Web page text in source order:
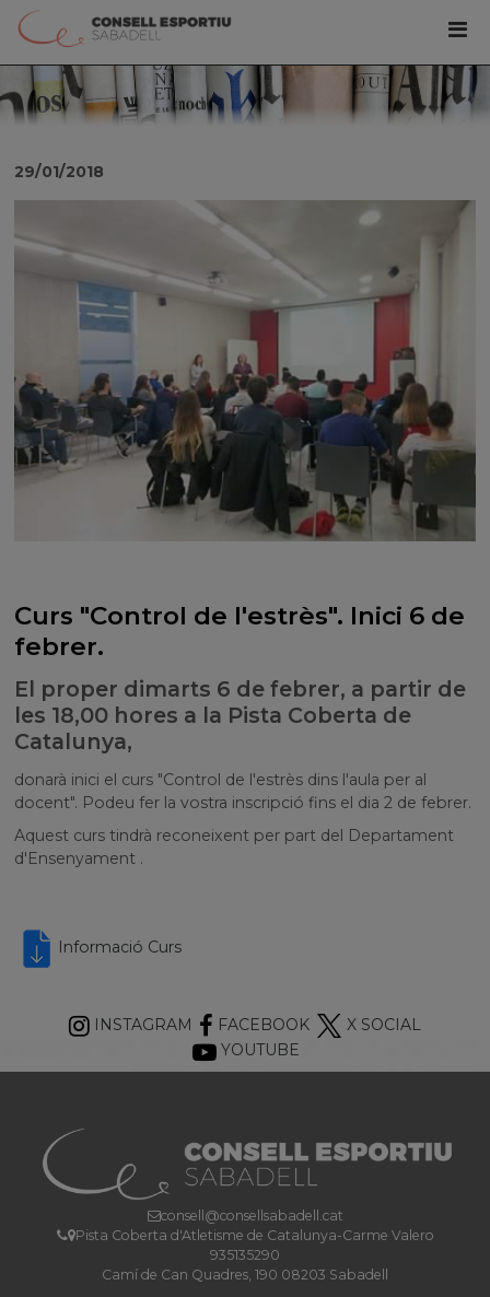
Curs "Control de l'estrès". Inici 6 de
febrer.
El proper dimarts 6 de febrer, a partir de
les 18,00 hores a la Pista Coberta de
Catalunya,
29/01/2018
donarà inici el curs "Control de l'estrès dins l'aula per al
docent". Podeu fer la vostra inscripció fins el dia 2 de febrer.
Aquest curs tindrà reconeixent per part del Departament
d'Ensenyament .
Informació Curs
INSTAGRAM FACEBOOK
X SOCIAL
YOUTUBE
consell@consellsabadell.cat
Pista Coberta d'Atletisme de Catalunya-Carme Valero
935135290
Camí de Can Quadres, 190 08203 Sabadell